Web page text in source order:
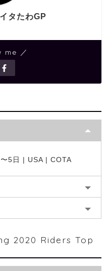
タたわGP
me ／
5日 | USA | COTA
2020 Riders Top